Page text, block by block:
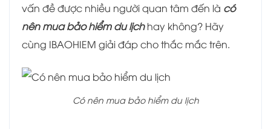
vấn đề được nhiều người quan tâm đến là có
nên mua bảo hiểm du lịchhay không? Hãy
cùng IBAOHIEM giải đáp cho thắc mắc trên.
Có nên mua bảo hiểm du lịch